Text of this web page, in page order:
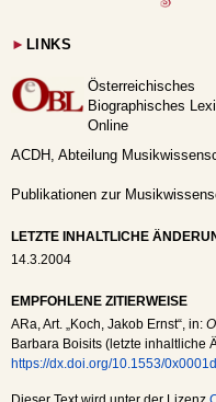
► LINKS
Österreichisches
Biographisches
Online
ACDH, Abteilung
Publikationen zur
LETZTE INHALTLICHE
14.3.2004
EMPFOHLENE ZITIERWEISE
ARa , Art. „Koch, Jakob Ernst“, in:
Barbara Boisits (letzte inhaltliche
https://dx.doi.org/10.1553/